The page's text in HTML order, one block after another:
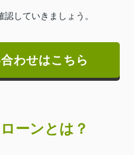
していきましょう。
わせはこちら
ーンとは？